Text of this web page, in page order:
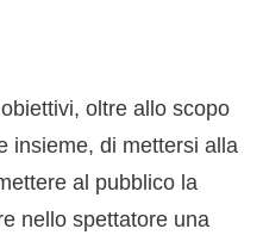
oltre allo scopo
insieme, di mettersi alla
al pubblico la
nello spettatore una